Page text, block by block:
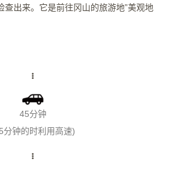
查出来。它是前往冈山的旅游地”美观地
45分钟
分钟的时利用高速)